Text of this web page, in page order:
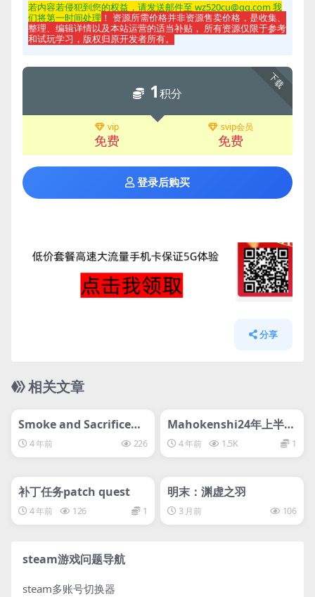
若内容若侵犯到您的权益，请发送邮件至 wz520cu@qq.com 我
们将第一时间处理 ！ 资源所需价格并非资源售卖价格，是收集、
整理、编辑详情以及本站运营的适当补贴， 所有资源仅限于参考
和试玩学习，版权归原开发者所有。
下载
1积分
vip
免费
svip会员
免费
登录后购买
分享
相关文章
离线游戏平台别问
Smoke and Sacrifice烟
火与献祭
4 年前 226
svip专属
Mahokenshi24年上半年
小游戏合集
4 年前 1.5K 1
补丁任务patch quest
4 年前 126 1
明末：渊虚之羽
3 月前 106
steam游戏问题导航
steam多账号切换器